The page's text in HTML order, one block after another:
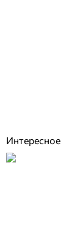
Интересное